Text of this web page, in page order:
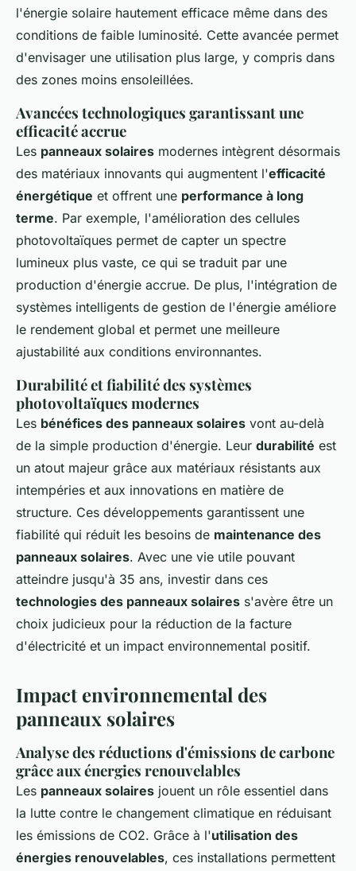
l'énergie solaire hautement efficace même dans des
conditions de faible luminosité. Cette avancée permet
d'envisager une utilisation plus large, y compris dans
des zones moins ensoleillées.
Avancées technologiques garantissant une
efficacité accrue
Les panneaux solaires modernes intègrent désormais
des matériaux innovants qui augmentent l'efficacité
énergétique et offrent une performance à long
terme. Par exemple, l'amélioration des cellules
photovoltaïques permet de capter un spectre
lumineux plus vaste, ce qui se traduit par une
production d'énergie accrue. De plus, l'intégration de
systèmes intelligents de gestion de l'énergie améliore
le rendement global et permet une meilleure
ajustabilité aux conditions environnantes.
Durabilité et fiabilité des systèmes
photovoltaïques modernes
Les bénéfices des panneaux solaires vont au-delà
de la simple production d'énergie. Leur durabilité est
un atout majeur grâce aux matériaux résistants aux
intempéries et aux innovations en matière de
structure. Ces développements garantissent une
fiabilité qui réduit les besoins de maintenance des
panneaux solaires. Avec une vie utile pouvant
atteindre jusqu'à 35 ans, investir dans ces
technologies des panneaux solaires s'avère être un
choix judicieux pour la réduction de la facture
d'électricité et un impact environnemental positif.
Impact environnemental des
panneaux solaires
Analyse des réductions d'émissions de carbone
grâce aux énergies renouvelables
Les panneaux solaires jouent un rôle essentiel dans
la lutte contre le changement climatique en réduisant
les émissions de CO2. Grâce à l'utilisation des
énergies renouvelables, ces installations permettent